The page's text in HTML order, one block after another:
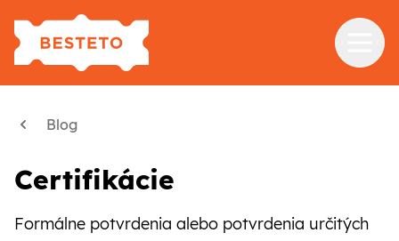
Referencie
Blog
Blog
Certifikácie
Formálne potvrdenia alebo potvrdenia určitých